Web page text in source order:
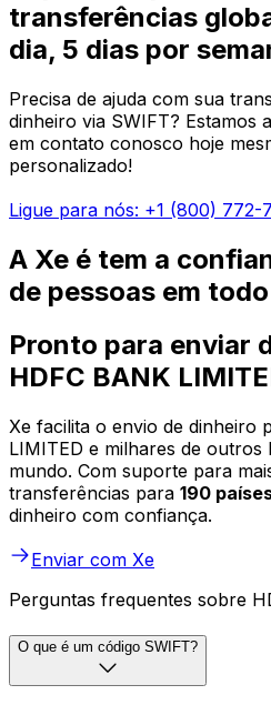
transferências
dia, 5 dias por
Precisa de ajuda com sua
dinheiro via SWIFT?
em contato conosco hoje
personalizado!
Ligue para nós: +1 (800) 772-
A Xe é tem a
de pessoas em
Pronto para enviar
HDFC BANK
Xe facilita o envio de dinheiro
LIMITED e milhares de outros
mundo. Com suporte para
transferências para 190
dinheiro com confiança.
Enviar com Xe
Perguntas frequentes sobre
O que é um código SWIFT?